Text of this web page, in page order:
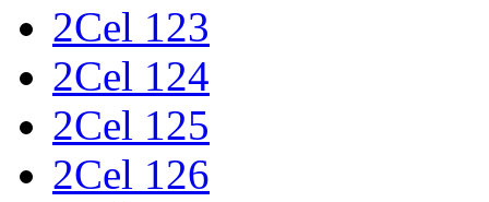
2Cel 123
2Cel 124
2Cel 125
2Cel 126